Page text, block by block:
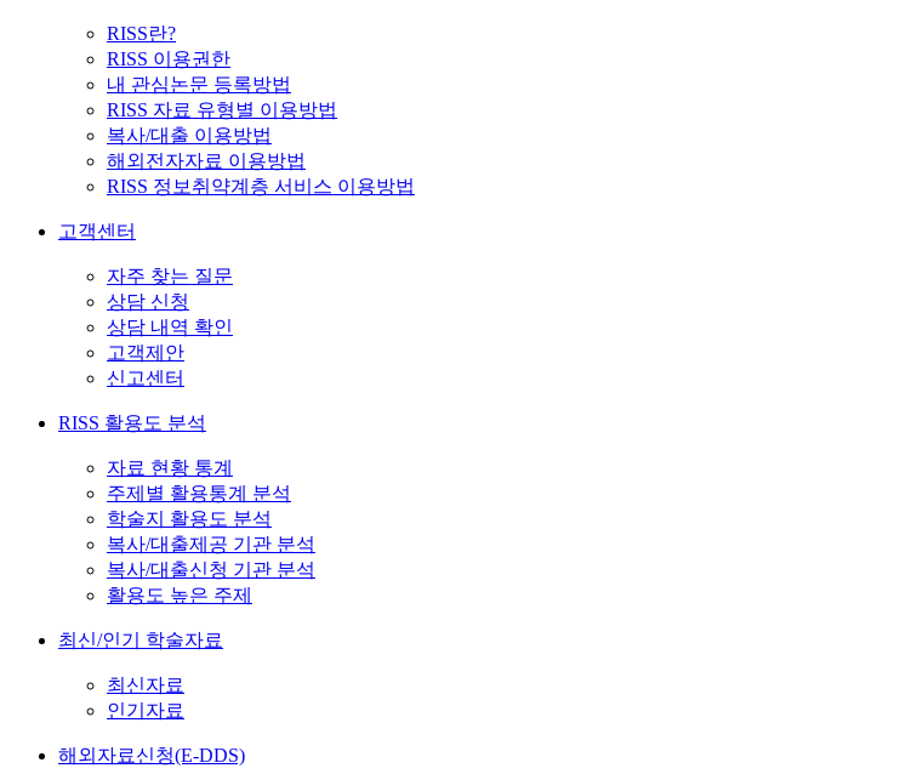
RISS란?
RISS 이용권한
내 관심논문 등록방법
RISS 자료 유형별 이용방법
복사/대출 이용방법
해외전자자료 이용방법
RISS 정보취약계층 서비스 이용방법
고객센터
자주 찾는 질문
상담 신청
상담 내역 확인
고객제안
신고센터
RISS 활용도 분석
자료 현황 통계
주제별 활용통계 분석
학술지 활용도 분석
복사/대출제공 기관 분석
복사/대출신청 기관 분석
활용도 높은 주제
최신/인기 학술자료
최신자료
인기자료
해외자료신청(E-DDS)